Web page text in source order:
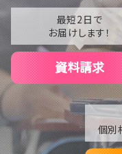
2021
2020
最短2日で
お届けします！
資料請求
個別